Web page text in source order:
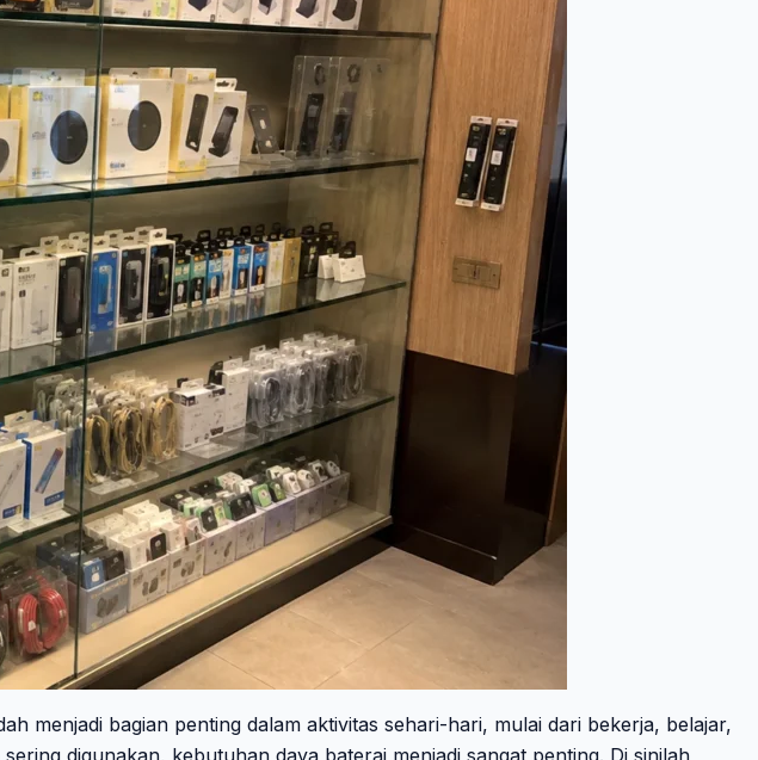
menjadi bagian penting dalam aktivitas sehari-hari, mulai dari bekerja, belajar,